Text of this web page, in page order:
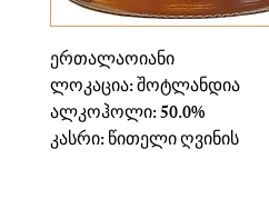
ერთალაოიანი
ლოკაცია: შოტლანდია
ალკოჰოლი: 50.0%
კასრი: წითელი ღვინის